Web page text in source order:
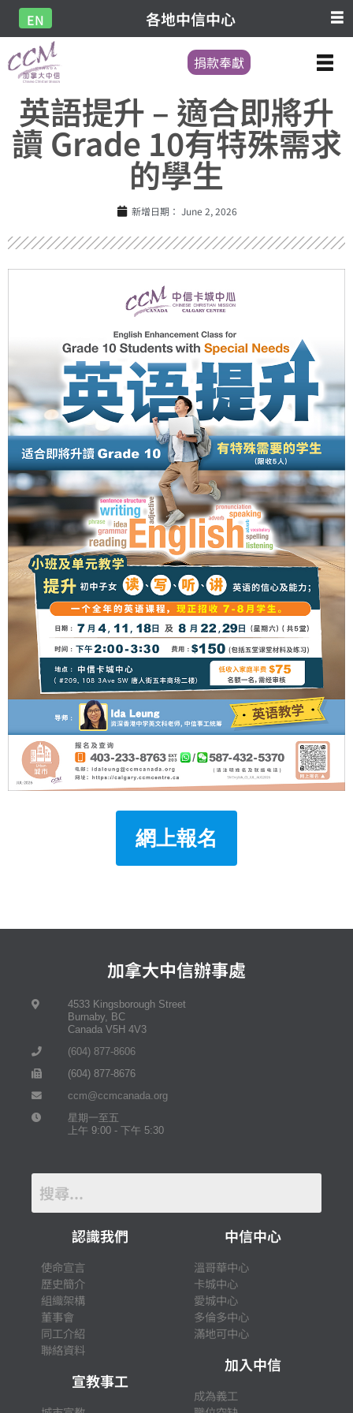
EN 各地中信中心
捐款奉獻
英語提升 – 適合即將升
讀 Grade 10有特殊需求
的學生
新增日期： June 2, 2026
網上報名
加拿大中信辦事處
4533 Kingsborough Street
Burnaby, BC
Canada V5H 4V3
(604) 877-8606
(604) 877-8676
ccm@ccmcanada.org
星期一至五
上午 9:00 - 下午 5:30
認識我們
使命宣言
歷史簡介
組織架構
董事會
同工介紹
聯絡資料
宣教事工
中信中心
溫哥華中心
卡城中心
愛城中心
多倫多中心
滿地可中心
加入中信
成為義工